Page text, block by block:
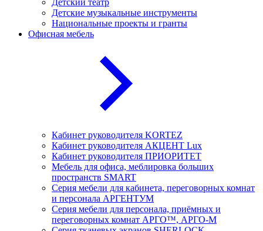
Детский театр
Детские музыкальные инструменты
Национальные проекты и гранты
Офисная мебель
Кабинет руководителя KORTEZ
Кабинет руководителя АКЦЕНТ Lux
Кабинет руководителя ПРИОРИТЕТ
Мебель для офиса, меблировка больших
пространств SMART
Серия мебели для кабинета, переговорных комнат
и персонала АРГЕНТУМ
Серия мебели для персонала, приёмных и
переговорных комнат АРГО™, АРГО-М